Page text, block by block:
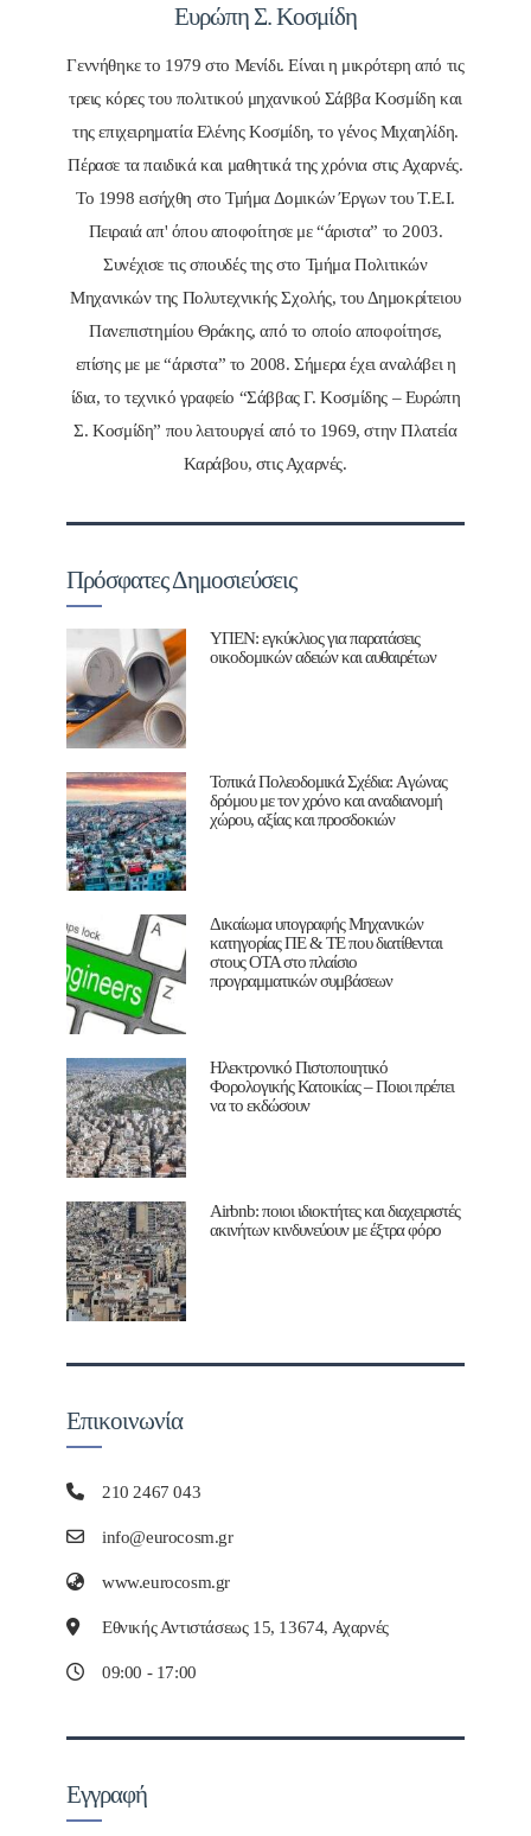
Ευρώπη Σ. Κοσμίδη
Γεννήθηκε το 1979 στο Μενίδι. Είναι η μικρότερη από τις
τρεις κόρες του πολιτικού μηχανικού Σάββα Κοσμίδη και
της επιχειρηματία Ελένης Κοσμίδη, το γένος Μιχαηλίδη.
Πέρασε τα παιδικά και μαθητικά της χρόνια στις Αχαρνές.
Το 1998 εισήχθη στο Τμήμα Δομικών Έργων του Τ.Ε.Ι.
Πειραιά απ' όπου αποφοίτησε με “άριστα” το 2003.
Συνέχισε τις σπουδές της στο Τμήμα Πολιτικών
Μηχανικών της Πολυτεχνικής Σχολής, του Δημοκρίτειου
Πανεπιστημίου Θράκης, από το οποίο αποφοίτησε,
επίσης με με “άριστα” το 2008. Σήμερα έχει αναλάβει η
ίδια, το τεχνικό γραφείο “Σάββας Γ. Κοσμίδης – Ευρώπη
Σ. Κοσμίδη” που λειτουργεί από το 1969, στην Πλατεία
Καράβου, στις Αχαρνές.
Πρόσφατες Δημοσιεύσεις
ΥΠΕΝ: εγκύκλιος για παρατάσεις
οικοδομικών αδειών και αυθαιρέτων
Τοπικά Πολεοδομικά Σχέδια: Aγώνας
δρόμου με τον χρόνο και αναδιανομή
χώρου, αξίας και προσδοκιών
Δικαίωμα υπογραφής Μηχανικών
κατηγορίας ΠΕ & ΤΕ που διατίθενται
στους ΟΤΑ στο πλαίσιο
προγραμματικών συμβάσεων
Ηλεκτρονικό Πιστοποιητικό
Φορολογικής Κατοικίας – Ποιοι πρέπει
να το εκδώσουν
Airbnb: ποιοι ιδιοκτήτες και διαχειριστές
ακινήτων κινδυνεύουν με έξτρα φόρο
Επικοινωνία
210 2467 043
info@eurocosm.gr
www.eurocosm.gr
Εθνικής Αντιστάσεως 15, 13674, Αχαρνές
09:00 - 17:00
Εγγραφή